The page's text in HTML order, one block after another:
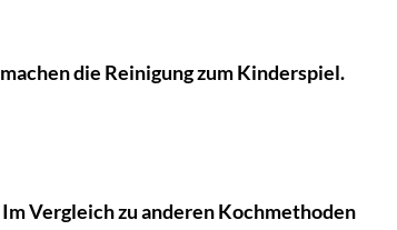
die Reinigung zum Kinderspiel.
Vergleich zu anderen Kochmethoden